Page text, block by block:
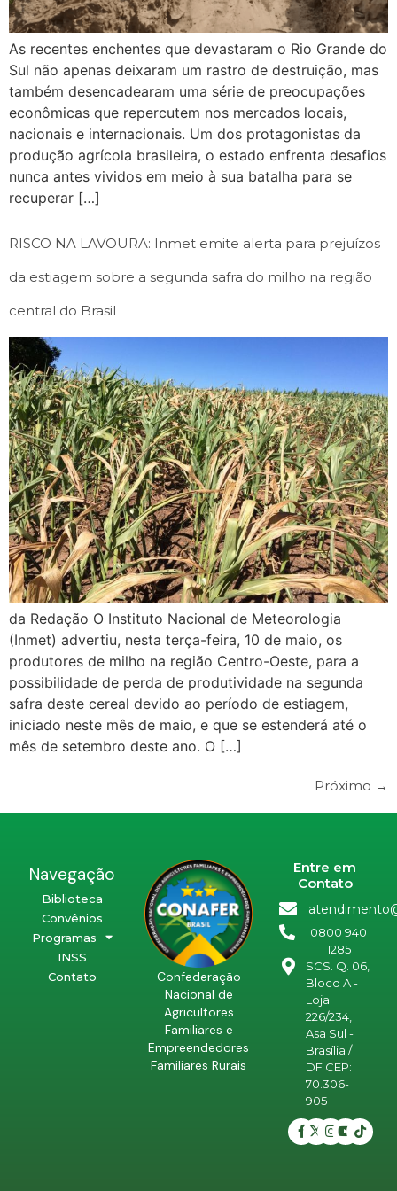
As recentes enchentes que devastaram o Rio Grande do
Sul não apenas deixaram um rastro de destruição, mas
também desencadearam uma série de preocupações
econômicas que repercutem nos mercados locais,
nacionais e internacionais. Um dos protagonistas da
produção agrícola brasileira, o estado enfrenta desafios
nunca antes vividos em meio à sua batalha para se
recuperar […]
RISCO NA LAVOURA: Inmet emite alerta para prejuízos
da estiagem sobre a segunda safra do milho na região
central do Brasil
da Redação O Instituto Nacional de Meteorologia
(Inmet) advertiu, nesta terça-feira, 10 de maio, os
produtores de milho na região Centro-Oeste, para a
possibilidade de perda de produtividade na segunda
safra deste cereal devido ao período de estiagem,
iniciado neste mês de maio, e que se estenderá até o
mês de setembro deste ano. O […]
Próximo →
Navegação
Biblioteca
Convênios
Programas
INSS
Contato
Confederação
Nacional de
Agricultores
Familiares e
Empreendedores
Familiares Rurais
Entre em
Contato
0800 940
1285
SCS. Q. 06,
Bloco A -
Loja
226/234,
Asa Sul -
Brasília /
DF CEP:
70.306-
905